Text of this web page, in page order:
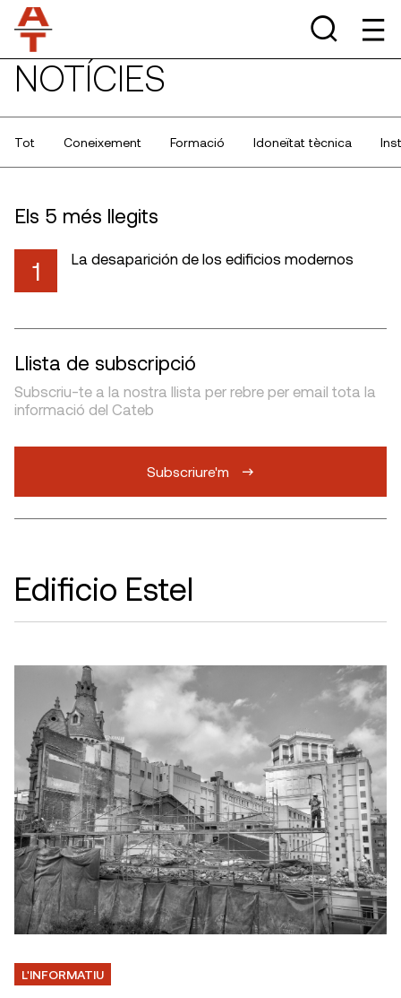
NOTÍCIES
Tot Coneixement Formació Idoneïtat tècnica
Els 5 més llegits
1 La desaparición de los edificios modernos
Llista de subscripció
Subscriu-te a la nostra llista per rebre per email tota la
informació del Cateb
Subscriure'm
Edificio Estel
L'INFORMATIU